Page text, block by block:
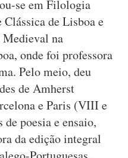
se em Filologia
de Lisboa e
na
onde foi professora
Pelo meio, deu
de Amherst
e Paris (VIII e
poesia e ensaio,
da edição integral